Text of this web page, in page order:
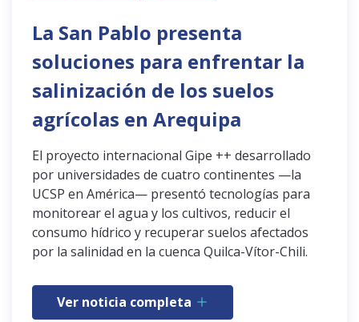
La San Pablo presenta
soluciones para enfrentar la
salinización de los suelos
agrícolas en Arequipa
El proyecto internacional Gipe ++ desarrollado
por universidades de cuatro continentes —la
UCSP en América— presentó tecnologías para
monitorear el agua y los cultivos, reducir el
consumo hídrico y recuperar suelos afectados
por la salinidad en la cuenca Quilca-Vítor-Chili.
Ver noticia completa